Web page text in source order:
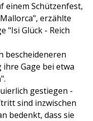
einem Schützenfest,
erzählte
"Isi Glück - Reich
bescheideneren
ihre Gage bei etwa
gestiegen -
sind inzwischen
bedenkt, dass sie